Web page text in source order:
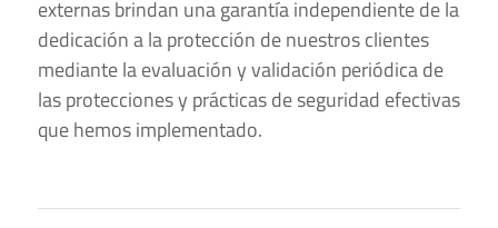
externas brindan una garantía independiente de la
dedicación a la protección de nuestros clientes
mediante la evaluación y validación periódica de
las protecciones y prácticas de seguridad efectivas
que hemos implementado.